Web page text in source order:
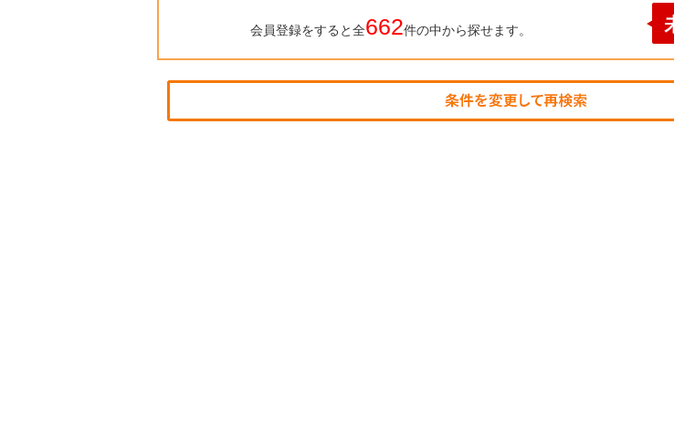
会員登録をすると全662件の中から探せます。